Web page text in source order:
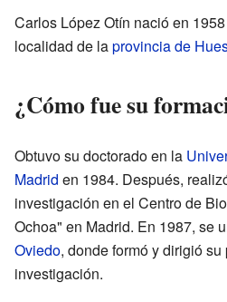
Carlos López Otín nació en
localidad de laprovincia de
¿Cómo fue su
Obtuvo su doctorado en la
Madrid en 1984. Después,
investigación en el Centro de
Ochoa" en Madrid. En 1987, se
Oviedo, donde formó y dirigió
investigación.